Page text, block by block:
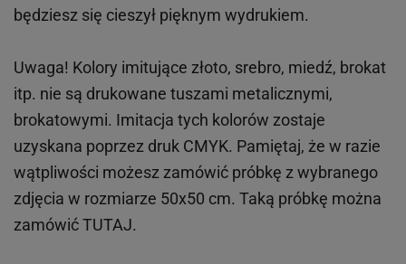
będziesz się cieszył pięknym wydrukiem.
Uwaga! Kolory imitujące złoto, srebro, miedź, brokat
itp. nie są drukowane tuszami metalicznymi,
brokatowymi. Imitacja tych kolorów zostaje
uzyskana poprzez druk CMYK. Pamiętaj, że w razie
wątpliwości możesz zamówić próbkę z wybranego
zdjęcia w rozmiarze 50x50 cm. Taką próbkę można
zamówićTUTAJ.